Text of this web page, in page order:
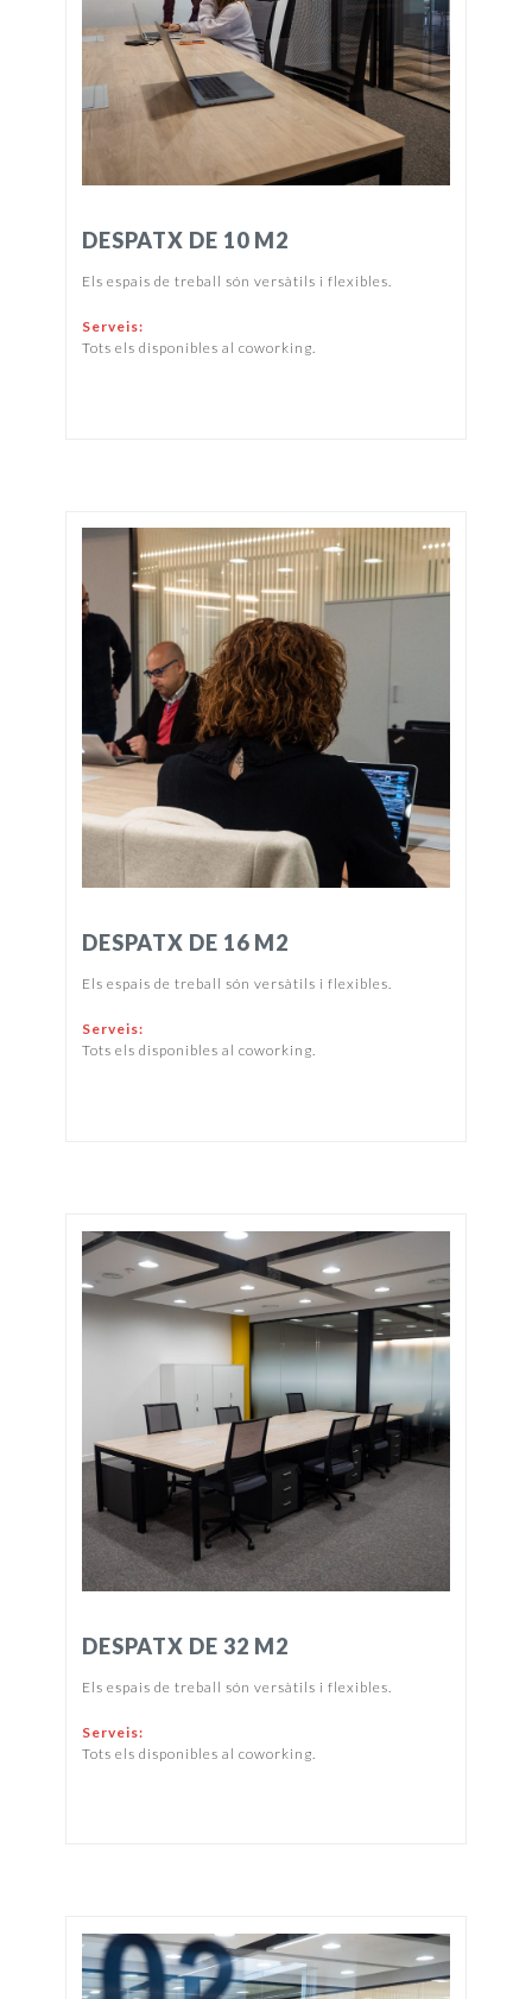
DESPATX DE 10 M2
Els espais de treball són versàtils i flexibles.
Serveis:
Tots els disponibles al coworking.
DESPATX DE 16 M2
Els espais de treball són versàtils i flexibles.
Serveis:
Tots els disponibles al coworking.
DESPATX DE 32 M2
Els espais de treball són versàtils i flexibles.
Serveis:
Tots els disponibles al coworking.